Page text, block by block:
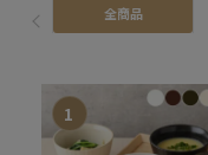
全商品